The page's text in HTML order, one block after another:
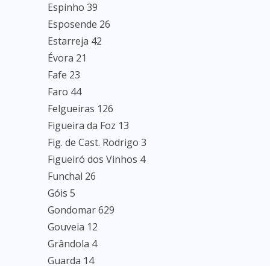
Espinho 39
Esposende 26
Estarreja 42
Évora 21
Fafe 23
Faro 44
Felgueiras 126
Figueira da Foz 13
Fig. de Cast. Rodrigo 3
Figueiró dos Vinhos 4
Funchal 26
Góis 5
Gondomar 629
Gouveia 12
Grândola 4
Guarda 14